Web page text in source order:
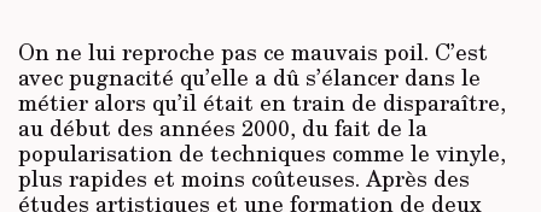
On ne lui reproche pas ce mauvais poil. C’est
avec pugnacité qu’elle a dû s’élancer dans le
métier alors qu’il était en train de disparaître,
au début des années 2000, du fait de la
popularisation de techniques comme le vinyle,
plus rapides et moins coûteuses. Après des
études artistiques et une formation de deux